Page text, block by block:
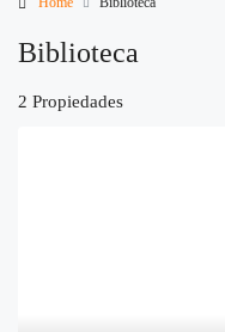
Biblioteca
2 Propiedades